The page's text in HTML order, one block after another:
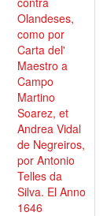
Olandeses,
como por
Carta del'
Maestro a
Campo
Martino
Soarez, et
Andrea Vidal
de Negreiros,
por Antonio
Telles da
Silva. El Anno
1646